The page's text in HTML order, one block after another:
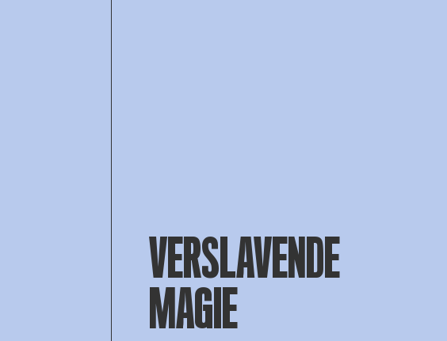
VERSLAVENDE
MAGIE